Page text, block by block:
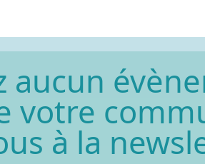
aucun
votre
à la